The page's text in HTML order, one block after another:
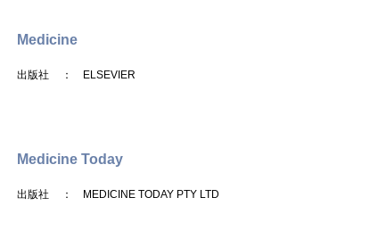
Medicine
出版社 ： ELSEVIER
Medicine Today
出版社 ： MEDICINE TODAY PTY LTD